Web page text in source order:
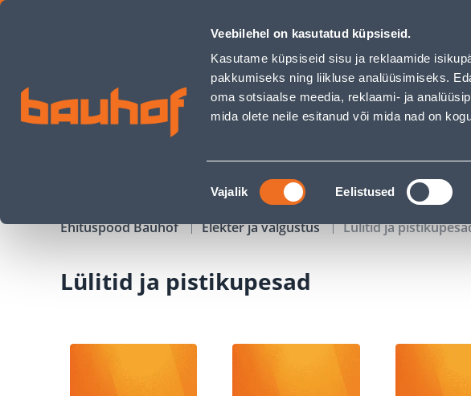
Veebilehel on kasutatud küpsiseid.
Kasutame küpsiseid sisu ja reklaamide
pakkumiseks ning liikluse analüüsimiseks.
oma sotsiaalse meedia, reklaami- ja
mida olete neile esitanud või mida nad on
Nõusoleku
valik
Vajalik Eelistused
Lülitid ja pistikupesad - Bauhof has loaded
Äriklienditeenindus Klienditeenindus Teenused
KAMPAANIAD KATALOOGID
Ehituspood Bauhof Elekter ja valgustus Lülitid ja
Lülitid ja pistikupesad